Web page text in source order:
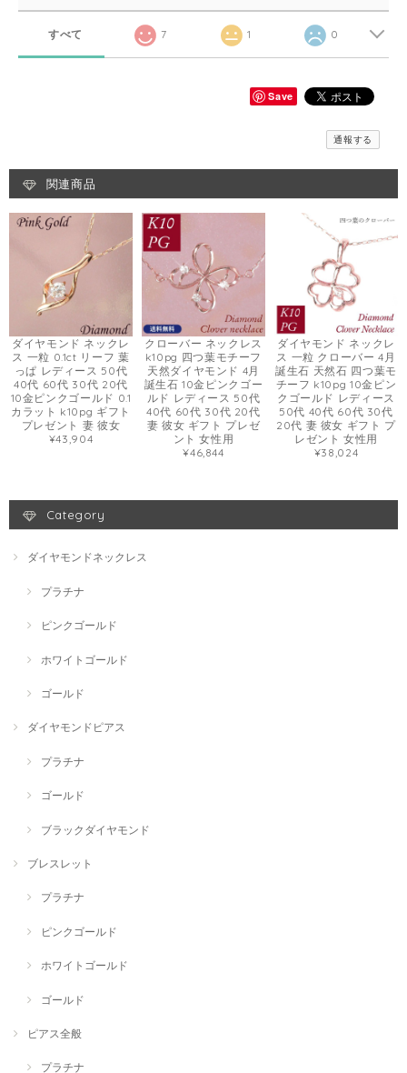
すべて 7 1 0
Save
通報する
関連商品
ダイヤモンド ネックレ
ス 一粒 0.1ct リーフ 葉
っぱ レディース 50代
40代 60代 30代 20代
10金ピンクゴールド 0.1
カラット k10pg ギフト
プレゼント 妻 彼女
¥43,904
クローバー ネックレス
k10pg 四つ葉モチーフ
天然ダイヤモンド 4月
誕生石 10金ピンクゴー
ルド レディース 50代
40代 60代 30代 20代
妻 彼女 ギフト プレゼ
ント 女性用
¥46,844
ダイヤモンド ネックレ
ス 一粒 クローバー 4月
誕生石 天然石 四つ葉モ
チーフ k10pg 10金ピン
クゴールド レディース
50代 40代 60代 30代
20代 妻 彼女 ギフト プ
レゼント 女性用
¥38,024
Category
ダイヤモンドネックレス
プラチナ
ピンクゴールド
ホワイトゴールド
ゴールド
ダイヤモンドピアス
プラチナ
ゴールド
ブラックダイヤモンド
ブレスレット
プラチナ
ピンクゴールド
ホワイトゴールド
ゴールド
ピアス全般
プラチナ